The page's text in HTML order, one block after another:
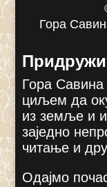
Гора
Гора Савина
циљем да
из земље и
заједно
читање и
Одајмо